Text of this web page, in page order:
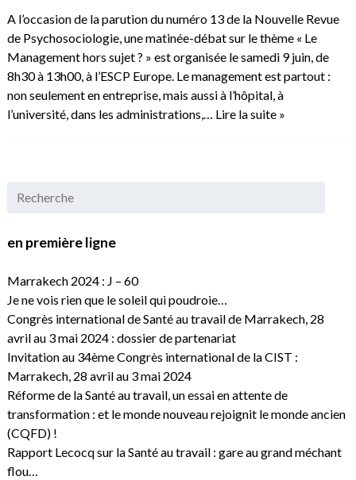
A l’occasion de la parution du numéro 13 de la Nouvelle Revue
de Psychosociologie, une matinée-débat sur le thème « Le
Management hors sujet ? » est organisée le samedi 9 juin, de
8h30 à 13h00, à l’ESCP Europe. Le management est partout :
non seulement en entreprise, mais aussi à l’hôpital, à
l’université, dans les administrations,… Lire la suite »
en première ligne
Marrakech 2024 : J – 60
Je ne vois rien que le soleil qui poudroie…
Congrès international de Santé au travail de Marrakech, 28
avril au 3 mai 2024 : dossier de partenariat
Invitation au 34ème Congrès international de la CIST :
Marrakech, 28 avril au 3 mai 2024
Réforme de la Santé au travail, un essai en attente de
transformation : et le monde nouveau rejoignit le monde ancien
(CQFD) !
Rapport Lecocq sur la Santé au travail : gare au grand méchant
flou…